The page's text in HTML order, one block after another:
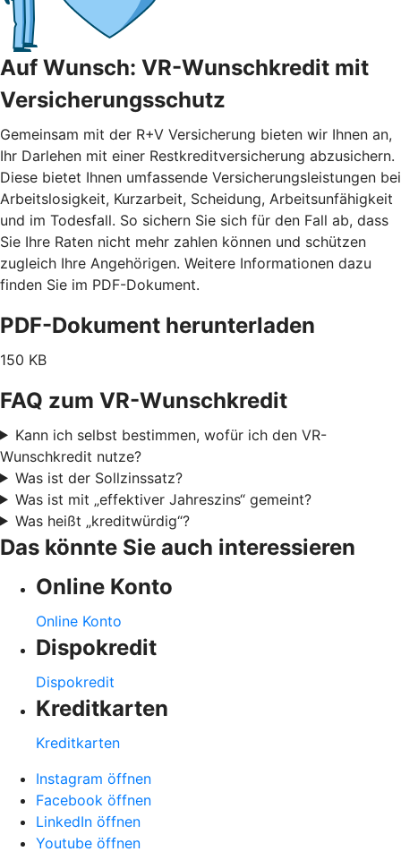
Auf Wunsch: VR-Wunschkredit mit
Versicherungsschutz
Gemeinsam mit der R+V Versicherung bieten wir Ihnen an,
Ihr Darlehen mit einer Restkreditversicherung abzusichern.
Diese bietet Ihnen umfassende Versicherungsleistungen bei
Arbeitslosigkeit, Kurzarbeit, Scheidung, Arbeitsunfähigkeit
und im Todesfall. So sichern Sie sich für den Fall ab, dass
Sie Ihre Raten nicht mehr zahlen können und schützen
zugleich Ihre Angehörigen. Weitere Informationen dazu
finden Sie im PDF-Dokument.
PDF-Dokument herunterladen
150 KB
FAQ zum VR-Wunschkredit
Kann ich selbst bestimmen, wofür ich den VR-
Wunschkredit nutze?
Was ist der Sollzinssatz?
Was ist mit „effektiver Jahreszins“ gemeint?
Was heißt „kreditwürdig“?
Das könnte Sie auch interessieren
Online Konto
Online Konto
Dispokredit
Dispokredit
Kreditkarten
Kreditkarten
Instagram öffnen
Facebook öffnen
LinkedIn öffnen
Youtube öffnen